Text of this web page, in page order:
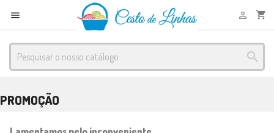
 shopping_cart


PROMOÇÃO